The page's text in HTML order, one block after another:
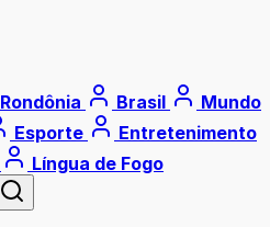
Rondônia Brasil
Mundo
Esporte
Entretenimento
Língua de Fogo